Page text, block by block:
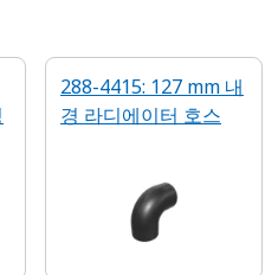
288-4415: 127 mm 내
경 라디에이터 호스